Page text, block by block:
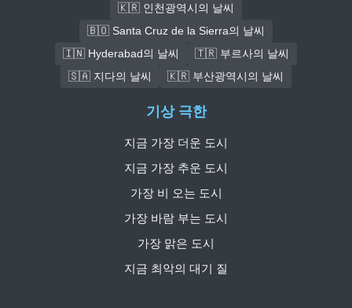
🇰🇷 인천광역시의 날씨
🇧🇴 Santa Cruz de la Sierra의 날씨
🇮🇳 Hyderabad의 날씨
🇹🇷 부르사의 날씨
🇸🇦 지다의 날씨
🇰🇷 부산광역시의 날씨
기상 극한
지금 가장 더운 도시
지금 가장 추운 도시
가장 비 오는 도시
가장 바람 부는 도시
가장 맑은 도시
지금 최악의 대기 질